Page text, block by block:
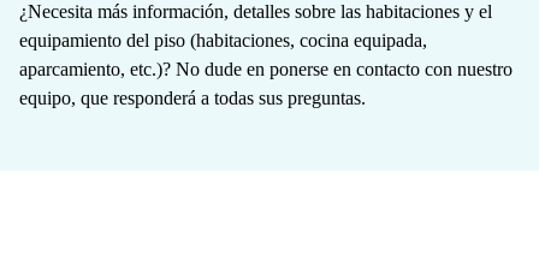
¿Necesita más información, detalles sobre las habitaciones y el
equipamiento del piso (habitaciones, cocina equipada,
aparcamiento, etc.)? No dude en ponerse en contacto con nuestro
equipo, que responderá a todas sus preguntas.